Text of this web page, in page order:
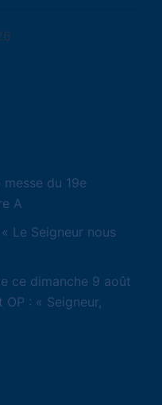
du 19e
A
Le Seigneur nous
ce dimanche 9 août
: « Seigneur,